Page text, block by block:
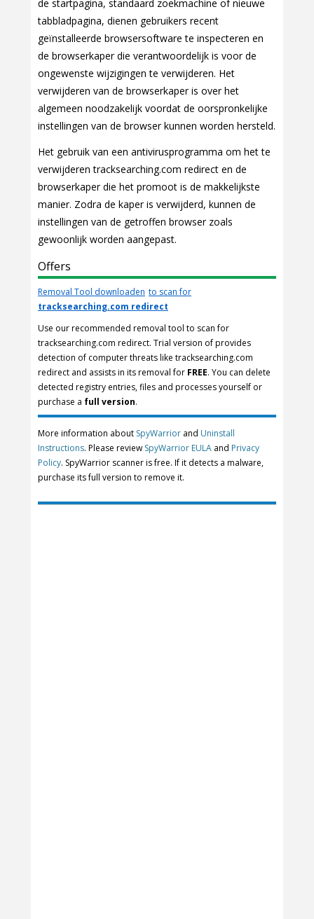
de startpagina, standaard zoekmachine of nieuwe
tabbladpagina, dienen gebruikers recent
geïnstalleerde browsersoftware te inspecteren en
de browserkaper die verantwoordelijk is voor de
ongewenste wijzigingen te verwijderen. Het
verwijderen van de browserkaper is over het
algemeen noodzakelijk voordat de oorspronkelijke
instellingen van de browser kunnen worden hersteld.
Het gebruik van een antivirusprogramma om het te
verwijderen tracksearching.com redirect en de
browserkaper die het promoot is de makkelijkste
manier. Zodra de kaper is verwijderd, kunnen de
instellingen van de getroffen browser zoals
gewoonlijk worden aangepast.
Offers
Removal Tool downloaden to scan for
tracksearching.com redirect
Use our recommended removal tool to scan for
tracksearching.com redirect. Trial version of provides
detection of computer threats like tracksearching.com
redirect and assists in its removal for FREE. You can delete
detected registry entries, files and processes yourself or
purchase a full version.
More information about SpyWarrior and Uninstall
Instructions. Please review SpyWarrior EULA and Privacy
Policy. SpyWarrior scanner is free. If it detects a malware,
purchase its full version to remove it.